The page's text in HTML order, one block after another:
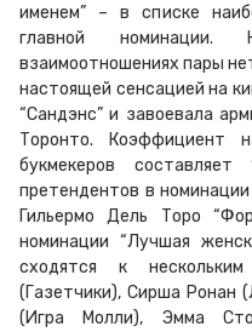
именем” – в списке
главной номинации.
взаимоотношениях пары
настоящей сенсацией на
“Сандэнс” и завоевала
Торонто. Коэффициент
букмекеров
претендентов в
Гильермо Дель Торо
номинации “Лучшая
сходятся к
(Газетчики), Сирша Ронан
(Игра Молли), Эмма